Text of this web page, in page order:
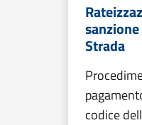
Strada
codice